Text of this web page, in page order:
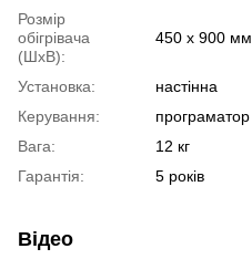
Розмір
обігрівача
(ШхВ):
450 x 900 мм
Установка:
настінна
Керування:
програматор
Вага:
12 кг
Гарантія:
5 років
Відео